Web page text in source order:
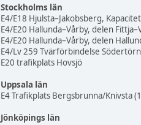
Stockholms län
E4/E18 Hjulsta–Jakobsberg,
E4/E20 Hallunda–Vårby, delen
E4/E20 Hallunda–Vårby, delen
E4/Lv 259 Tvärförbindelse Södertörn
E20 trafikplats Hovsjö
Uppsala län
E4 Trafikplats Bergsbrunna/Knivsta
Jönköpings län